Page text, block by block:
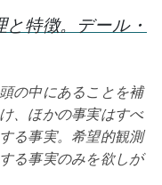
特徴。デール・
の中にあることを補
、ほかの事実はすべ
る事実。希望的観測
る事実のみを欲しが